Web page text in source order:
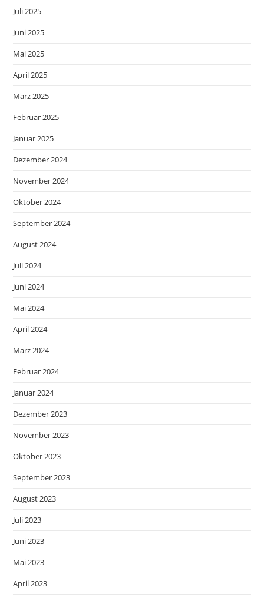
Juli 2025
Juni 2025
Mai 2025
April 2025
März 2025
Februar 2025
Januar 2025
Dezember 2024
November 2024
Oktober 2024
September 2024
August 2024
Juli 2024
Juni 2024
Mai 2024
April 2024
März 2024
Februar 2024
Januar 2024
Dezember 2023
November 2023
Oktober 2023
September 2023
August 2023
Juli 2023
Juni 2023
Mai 2023
April 2023